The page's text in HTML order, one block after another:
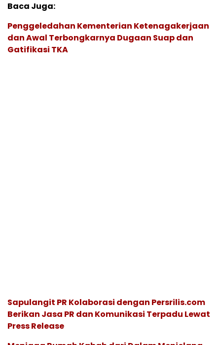
Baca Juga:
Penggeledahan Kementerian Ketenagakerjaan
dan Awal Terbongkarnya Dugaan Suap dan
Gatifikasi TKA
Sapulangit PR Kolaborasi dengan Persrilis.com
Berikan Jasa PR dan Komunikasi Terpadu Lewat
Press Release